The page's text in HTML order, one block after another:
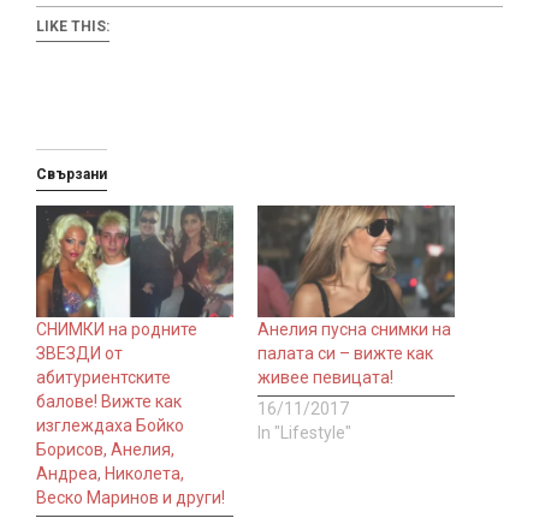
LIKE THIS:
Свързани
СНИМКИ на родните
ЗВЕЗДИ от
абитуриентските
балове! Вижте как
изглеждаха Бойко
Борисов, Анелия,
Андреа, Николета,
Веско Маринов и други!
Анелия пусна снимки на
палата си – вижте как
живее певицата!
16/11/2017
In "Lifestyle"